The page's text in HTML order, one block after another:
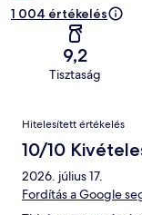
1 004 értékelés
9,2
Tisztaság
Értékelések
Hitelesített értékelés
10/10
2026. július 17.
Fordítás a Google